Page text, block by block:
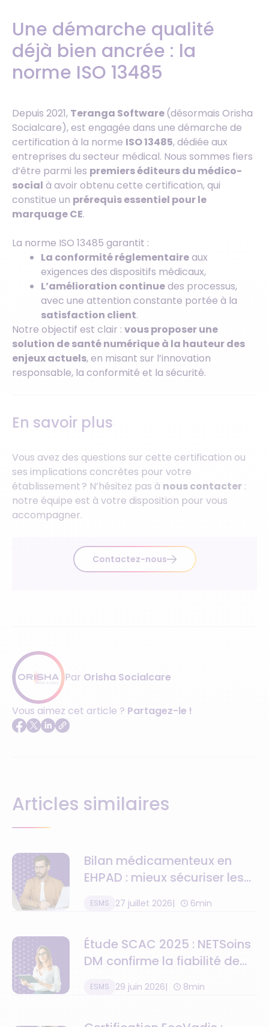
Une démarche qualité
déjà bien ancrée : la
norme ISO 13485
Depuis 2021, Teranga Software(désormais Orisha
Socialcare), est engagée dans une démarche de
certification à la norme ISO 13485, dédiée aux
entreprises du secteur médical. Nous sommes fiers
d’être parmi les premiers éditeurs du médico-
social à avoir obtenu cette certification, qui
constitue un prérequis essentiel pour le
marquage CE.
La norme ISO 13485 garantit :
La conformité réglementaireaux
exigences des dispositifs médicaux,
L’amélioration continuedes processus,
avec une attention constante portée à la
satisfaction client.
Notre objectif est clair : vous proposer une
solution de santé numérique à la hauteur des
enjeux actuels, en misant sur l’innovation
responsable, la conformité et la sécurité.
En savoir plus
Vous avez des questions sur cette certification ou
ses implications concrètes pour votre
établissement ? N’hésitez pas à nous contacter :
notre équipe est à votre disposition pour vous
accompagner.
Contactez-nous
Par Orisha Socialcare
Vous aimez cet article ? Partagez-le !
Articles similaires
Bilan médicamenteux en
EHPAD : mieux sécuriser les
ESMS 27 juillet 2026 6min
Étude SCAC 2025 : NETSoins
DM confirme la fiabilité de
médicamenteuses en
ESMS 29 juin 2026 8min